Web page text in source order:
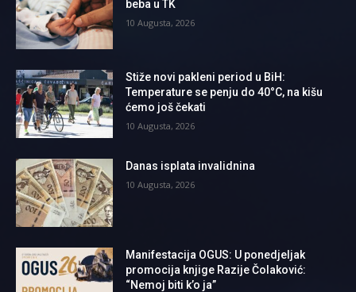
beba u TK
10 Augusta, 2026
Stiže novi pakleni period u BiH:
Temperature se penju do 40°C, na kišu
ćemo još čekati
10 Augusta, 2026
Danas isplata invalidnina
10 Augusta, 2026
Manifestacija OGUS: U ponedjeljak
promocija knjige Razije Čolaković:
“Nemoj biti k’o ja”